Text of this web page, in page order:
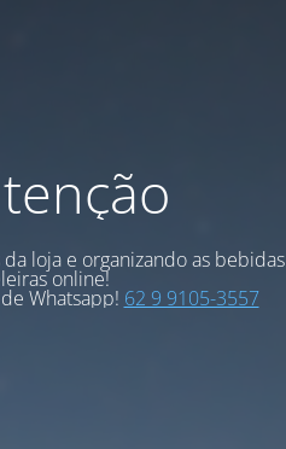
loja e organizando as bebidas
online!
Whatsapp! 62 9 9105-3557